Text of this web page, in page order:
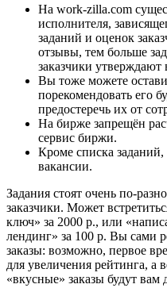
На work-zilla.com
исполнителя,
заданий и оценок
отзывы, тем больше
заказчики утверждают
Вы тоже можете
порекомендовать его
предостеречь их от
На бирже запрещён
сервис биржи.
Кроме списка заданий,
вакансии.
Задания стоят очень по-
заказчики. Может
ключ» за 2000 р., или
лендинг» за 100 р. Вы сами
заказы: возможно, первое
для увеличения рейтинга, а
«вкусные» заказы будут вам